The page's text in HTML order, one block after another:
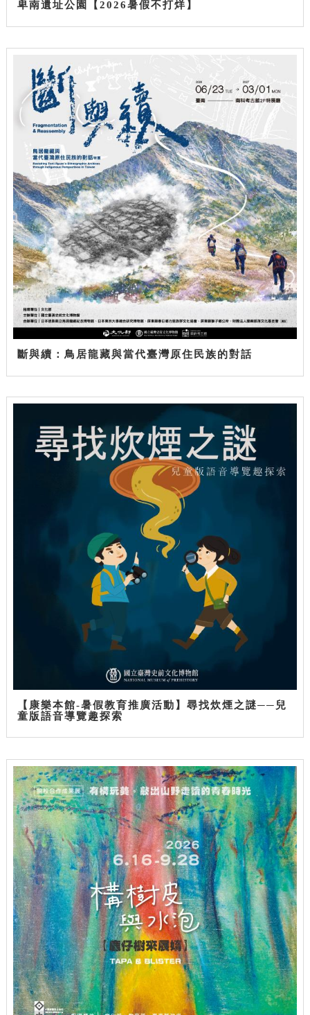
卑南遺址公園【2026暑假不打烊】
斷與續：鳥居龍藏與當代臺灣原住民族的對話
【康樂本館-暑假教育推廣活動】尋找炊煙之謎──兒
童版語音導覽趣探索